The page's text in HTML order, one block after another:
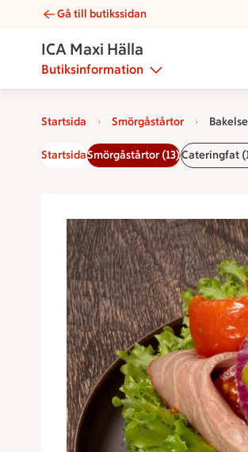
Bakelse med rostbiff. fri från gluten och
Gå till butikssidan
ICA Maxi Hälla
Butiksinformation
Startsida Smörgåstårtor
StartsidaSmörgåstårtor (13)Cateringfat